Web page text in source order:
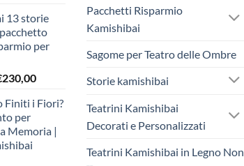
13 storie
per
230,00Il
attuale
€230,00.
Finiti i Fiori?
per
Memoria |
Pacchetti Risparmio
Kamishibai
Sagome per Teatro delle Ombre
Storie kamishibai
Teatrini Kamishibai
Decorati e Personalizzati
Teatrini Kamishibai in Legno Non